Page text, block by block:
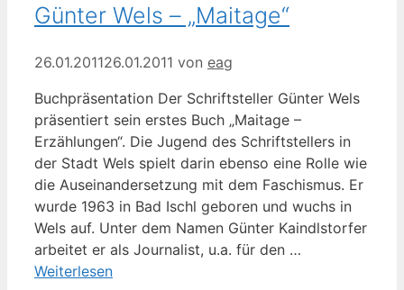
Günter Wels – „Maitage“
26.01.201126.01.2011 von eag
Buchpräsentation Der Schriftsteller Günter Wels
präsentiert sein erstes Buch „Maitage –
Erzählungen“. Die Jugend des Schriftstellers in
der Stadt Wels spielt darin ebenso eine Rolle wie
die Auseinandersetzung mit dem Faschismus. Er
wurde 1963 in Bad Ischl geboren und wuchs in
Wels auf. Unter dem Namen Günter Kaindlstorfer
arbeitet er als Journalist, u.a. für den …
Weiterlesen